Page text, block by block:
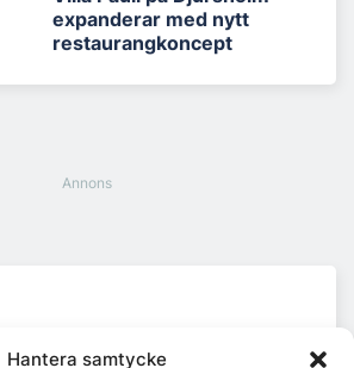
Hantera samtycke
expanderar med nytt
restaurangkoncept